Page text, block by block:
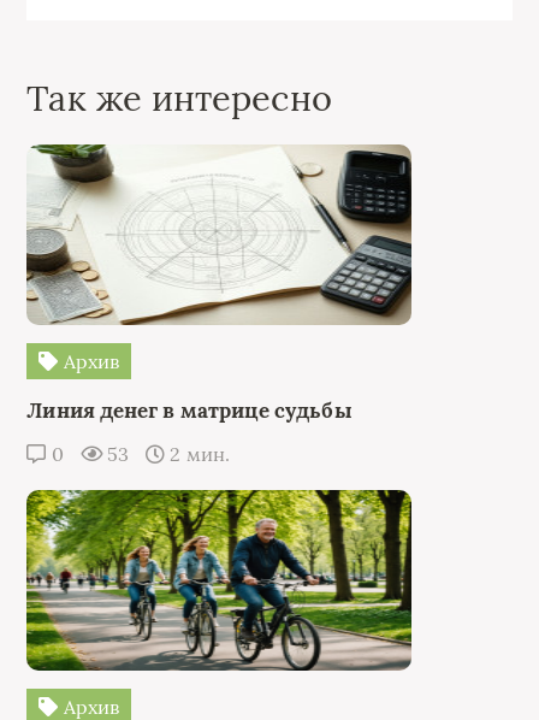
Так же интересно
Архив
Линия денег в матрице судьбы
0 53 2 мин.
Архив